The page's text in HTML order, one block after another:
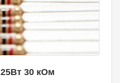
30 кОм